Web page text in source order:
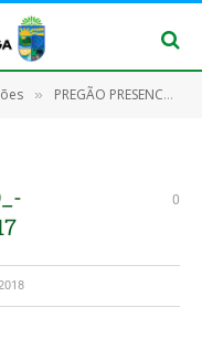
» PREGÃO PRESENCIAL Nº 014/2018 – PMJ
0